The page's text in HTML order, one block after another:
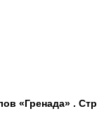
«Гренада» . Стр